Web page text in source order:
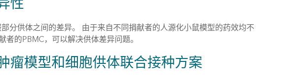
性
分供体之间的差异。 由于来自不同捐献者的人源化小鼠模型的药效均不
的PBMC，可以解决供体差异问题。
瘤模型和细胞供体联合接种方案